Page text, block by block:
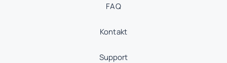
FAQ
Kontakt
Support